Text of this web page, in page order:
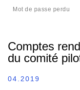
Mot de passe perdu
Comptes
du comité
04.2019